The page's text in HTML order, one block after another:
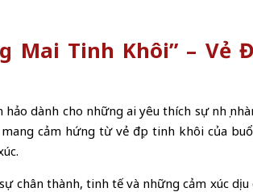
Mai Tinh Khôi” – Vẻ
hảo dành cho những ai yêu thích sự nhẹ
cảm hứng từ vẻ đẹp tinh khôi của
chân thành, tinh tế và những cảm xúc